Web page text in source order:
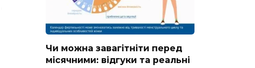
Чи можна завагітніти перед
місячними: відгуки та реальні